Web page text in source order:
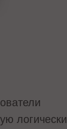
логически